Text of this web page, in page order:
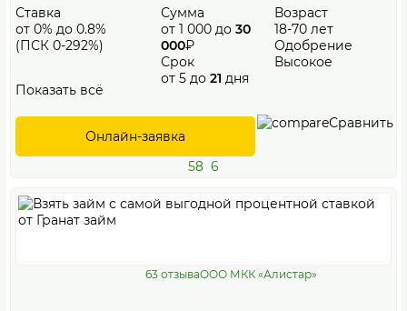
Ставка
от 0% до 0.8%
(ПСК 0-292%)
Сумма
от 1 000 до 30
000₽
Срок
от 5 до 21 дня
Возраст
18-70 лет
Одобрение
Высокое
Показать всё
Онлайн-заявка
Сравнить
58 6
63 отзываООО МКК «Алистар»